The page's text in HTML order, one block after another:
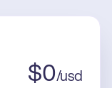
$0/usd